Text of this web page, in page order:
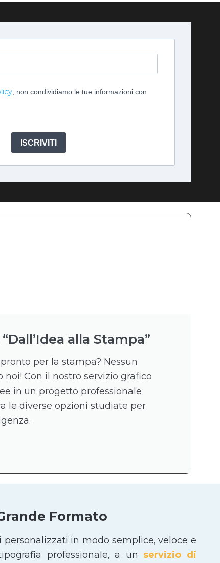
, non condividiamo le tue informazioni con
ISCRIVITI
alla Stampa”
per la stampa? Nessun
Con il nostro servizio grafico
in un progetto professionale
le diverse opzioni studiate per
Formato
in modo semplice, veloce e
professionale, a un servizio di